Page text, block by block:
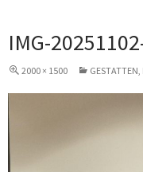
IMG-
2000 × 1500